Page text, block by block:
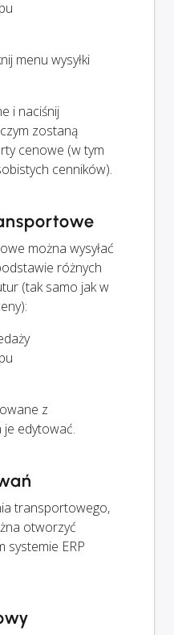
menu wysyłki
i naciśnij
zostaną
cenowe (w tym
cenników).
można wysyłać
różnych
(tak samo jak w
z
je edytować.
transportowego,
otworzyć
systemie ERP